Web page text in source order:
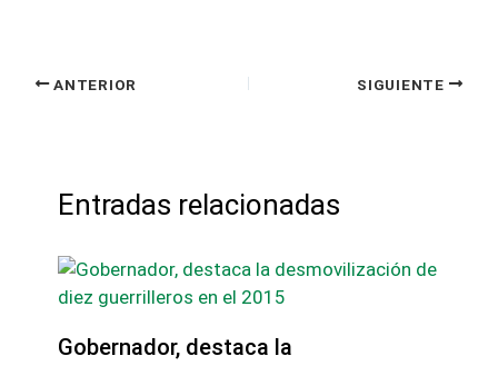
ANTERIOR SIGUIENTE
Entradas relacionadas
Gobernador, destaca la